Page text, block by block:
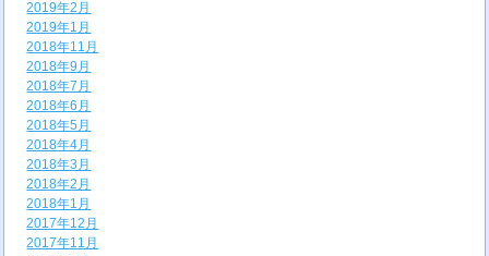
2019年2月
2019年1月
2018年11月
2018年9月
2018年7月
2018年6月
2018年5月
2018年4月
2018年3月
2018年2月
2018年1月
2017年12月
2017年11月